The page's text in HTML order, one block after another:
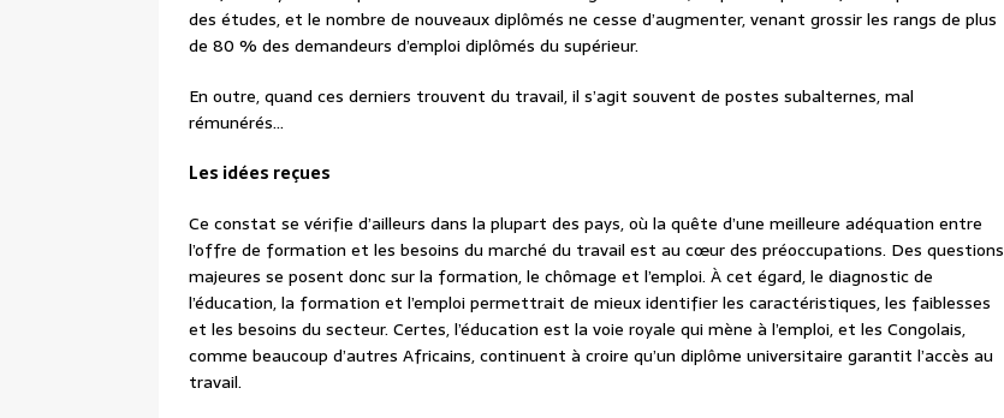
des études, et le nombre de nouveaux diplômés ne cesse d’augmenter, venant grossir les rangs de plus
de 80 % des demandeurs d’emploi diplômés du supérieur.
En outre, quand ces derniers trouvent du travail, il s’agit souvent de postes subalternes, mal
rémunérés…
Les idées reçues
Ce constat se vérifie d’ailleurs dans la plupart des pays, où la quête d’une meilleure adéquation entre
l’offre de formation et les besoins du marché du travail est au cœur des préoccupations. Des questions
majeures se posent donc sur la formation, le chômage et l’emploi. À cet égard, le diagnostic de
l’éducation, la formation et l’emploi permettrait de mieux identifier les caractéristiques, les faiblesses
et les besoins du secteur. Certes, l’éducation est la voie royale qui mène à l’emploi, et les Congolais,
comme beaucoup d’autres Africains, continuent à croire qu’un diplôme universitaire garantit l’accès au
travail.